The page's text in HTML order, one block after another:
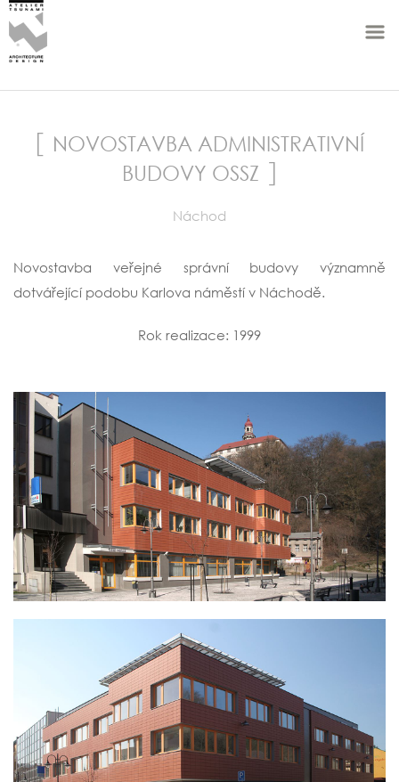
NOVOSTAVBA ADMINISTRATIVNÍ
BUDOVY OSSZ
Náchod
Novostavba veřejné správní budovy významně
dotvářející podobu Karlova náměstí v Náchodě.
Rok realizace: 1999